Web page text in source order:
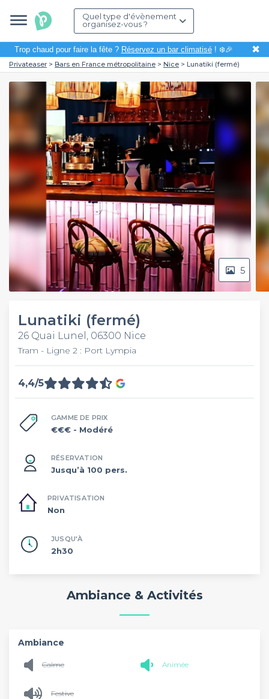
Quel type d'évènement
organisez-vous ?
Trop chaud pour faire la fête ? Réservez un bar climatisé! ❄️🎉 ✖
Privateaser Bars en France métropolitaine Nice Lunatiki (fermé)
5
Lunatiki (fermé)
26 Quai Lunel, 06300 Nice
Tram - Ligne 2 : Port Lympia
4,4/5
GAMME DE PRIX
€€€ - Modéré
RÉSERVATION
Jusqu’à 100 pers.
PRIVATISATION
Non
JUSQU'À
2h30
Ambiance & Activités
Ambiance
Calme Animée
Festive